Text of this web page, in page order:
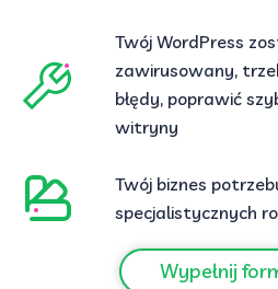
Twój WordPress
zawirusowany,
błędy, poprawić
witryny
Twój biznes
specjalistycznych
Wypełnij